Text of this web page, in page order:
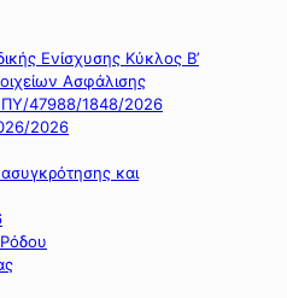
Ενίσχυσης Κύκλος Β’
Ασφάλισης
47988/1848/2026
2026
και